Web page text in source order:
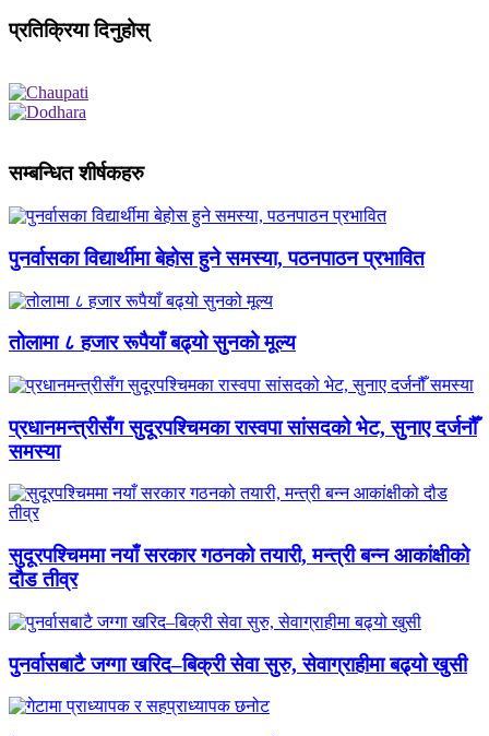
प्रतिक्रिया दिनुहोस्
सम्बन्धित शीर्षकहरु
पुनर्वासका विद्यार्थीमा बेहोस हुने समस्या, पठनपाठन प्रभावित
तोलामा ८ हजार रूपैयाँ बढ्यो सुनको मूल्य
प्रधानमन्त्रीसँग सुदूरपश्चिमका रास्वपा सांसदको भेट, सुनाए दर्जनौँ
समस्या
सुदूरपश्चिममा नयाँ सरकार गठनको तयारी, मन्त्री बन्न आकांक्षीको
दौड तीव्र
पुनर्वासबाटै जग्गा खरिद–बिक्री सेवा सुरु, सेवाग्राहीमा बढ्यो खुसी